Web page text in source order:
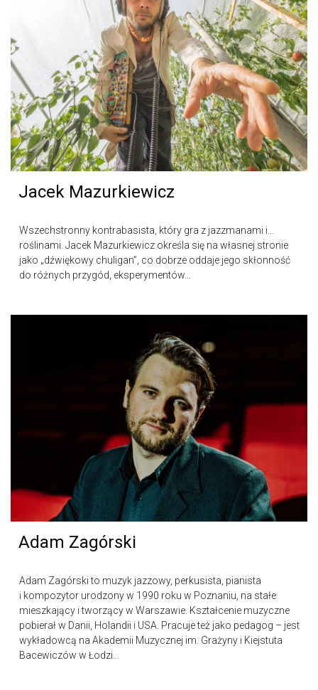
Jacek Mazurkiewicz
Wszechstronny kontrabasista, który gra z jazzmanami i…
roślinami. Jacek Mazurkiewicz określa się na własnej stronie
jako „dźwiękowy chuligan”, co dobrze oddaje jego skłonność
do różnych przygód, eksperymentów…
Adam Zagórski
Adam Zagórski to muzyk jazzowy, perkusista, pianista
i kompozytor urodzony w 1990 roku w Poznaniu, na stałe
mieszkający i tworzący w Warszawie. Kształcenie muzyczne
pobierał w Danii, Holandii i USA. Pracuje też jako pedagog – jest
wykładowcą na Akademii Muzycznej im. Grażyny i Kiejstuta
Bacewiczów w Łodzi...